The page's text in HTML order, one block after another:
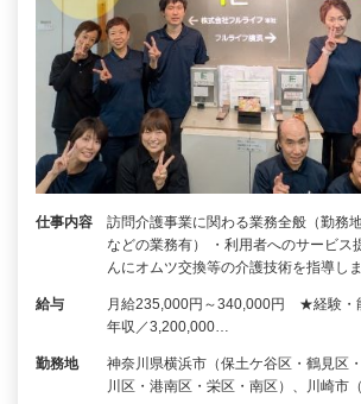
仕事内容
訪問介護事業に関わる業務全般（勤務
などの業務有） ・利用者へのサービス
んにオムツ交換等の介護技術を指導し
給与
月給235,000円～340,000円 ★経験
年収／3,200,000…
勤務地
神奈川県横浜市（保土ケ谷区・鶴見区
川区・港南区・栄区・南区）、川崎市